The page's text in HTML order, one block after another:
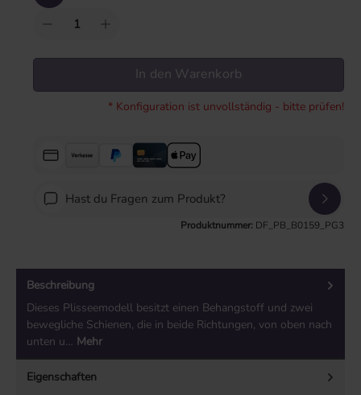
In den Warenkorb
* Konfiguration ist unvollständig - bitte prüfen!
Hast du Fragen zum Produkt?
Produktnummer: DF_PB_B0159_PG3
Beschreibung
Dieses Plisseemodell besitzt einen Behangstoff und zwei
bewegliche Schienen, die in beide Richtungen, von oben nach
unten u… Mehr
Eigenschaften